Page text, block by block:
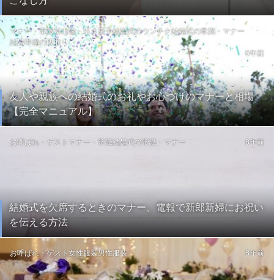
友人や親族への結婚式のお礼やお心づけのマナーと相場
【完全マニュアル】
マナー・常識引出物・引き菓子結婚式のウンチク結婚式の常識・マナー
結婚準備の段取り
6年前
結婚式を欠席するときのマナー、電報で新郎新婦にお祝い
を伝える方法
お呼ばれ・ゲスト マナー・常識結婚式の常識・マナー 8年前
お呼ばれ・ゲスト 女性服装男性服装 8年前